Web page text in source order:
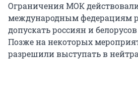
Ограничения МОК действовали
международным федерациям
допускать россиян и
Позже на некоторых
разрешили выступать в